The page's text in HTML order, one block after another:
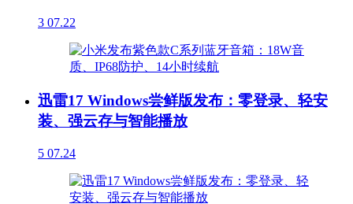
3 07.22
迅雷17 Windows尝鲜版发布：零登录、轻安
装、强云存与智能播放
5 07.24